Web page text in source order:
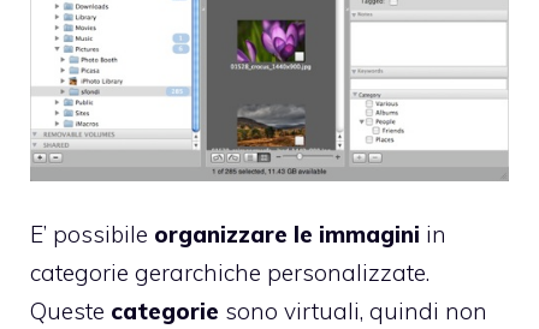
E’ possibile organizzare le immagini in
categorie gerarchiche personalizzate.
Queste categorie sono virtuali, quindi non